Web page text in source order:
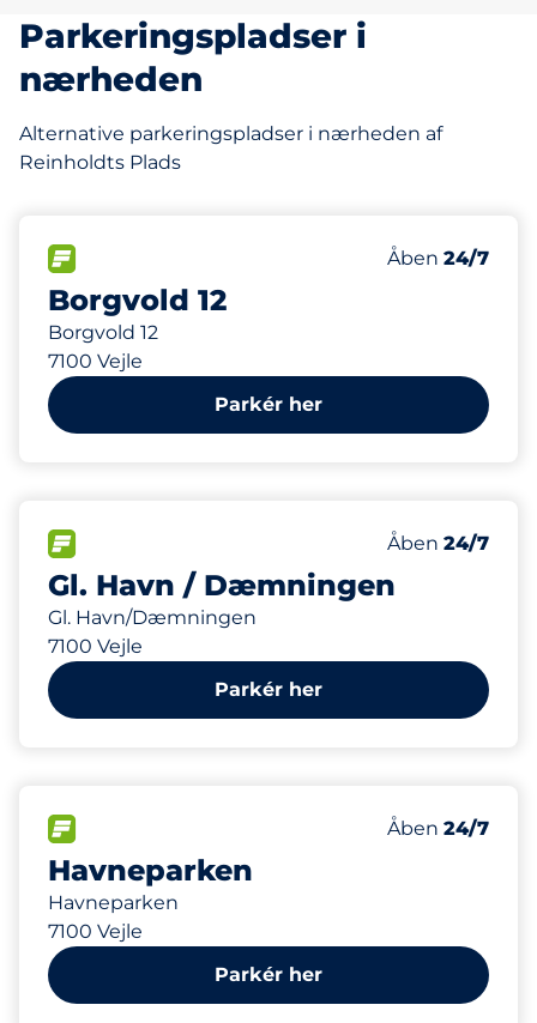
Parkeringspladser i
nærheden
Alternative parkeringspladser i nærheden af
Reinholdts Plads
Borgvold 12
Borgvold 12
7100 Vejle
Antal
Antal pladser
45
Åben 24/7
Parkér her
Gl. Havn / Dæmningen
Gl. Havn/Dæmningen
7100 Vejle
Antal
Antal pladser
90
Åben 24/7
Parkér her
Havneparken
Havneparken
7100 Vejle
Åben 24/7
Parkér her